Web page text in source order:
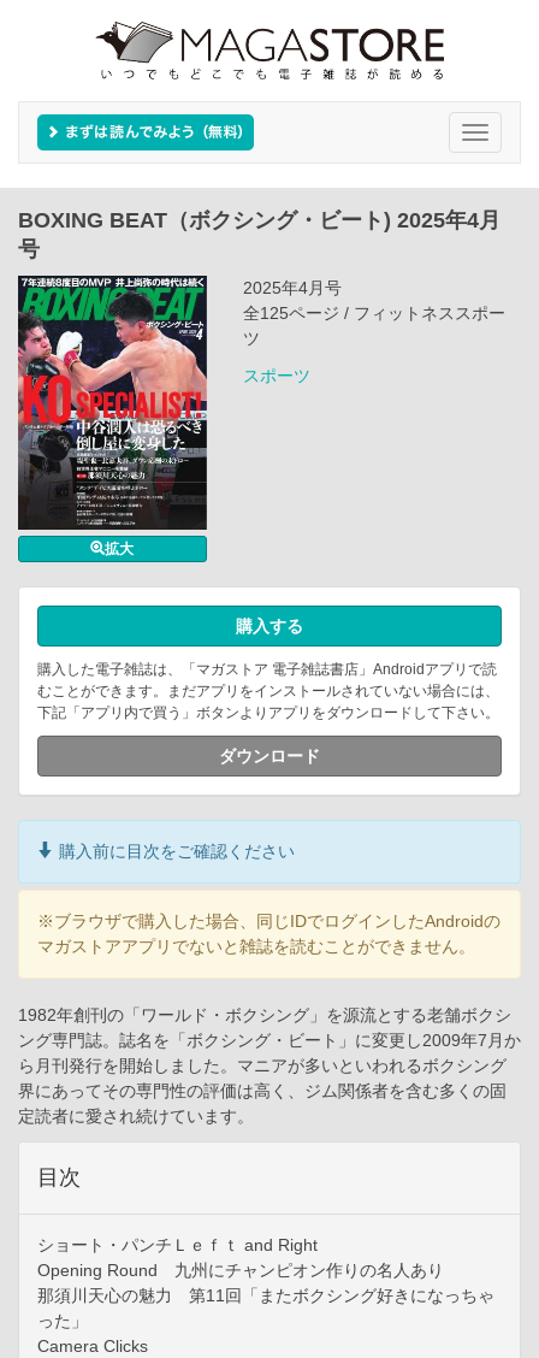
Toggle
BOXING BEAT（ボクシング・ビート) 2025年4月
号
拡大
2025年4月号
全125ページ / フィットネススポー
ツ
スポーツ
購入する
購入した電子雑誌は、「マガストア 電子雑誌書店」Androidアプリで読
むことができます。まだアプリをインストールされていない場合には、
下記「アプリ内で買う」ボタンよりアプリをダウンロードして下さい。
ダウンロード
購入前に目次をご確認ください
※ブラウザで購入した場合、同じIDでログインしたAndroidの
マガストアアプリでないと雑誌を読むことができません。
1982年創刊の「ワールド・ボクシング」を源流とする老舗ボクシ
ング専門誌。誌名を「ボクシング・ビート」に変更し2009年7月か
ら月刊発行を開始しました。マニアが多いといわれるボクシング
界にあってその専門性の評価は高く、ジム関係者を含む多くの固
定読者に愛され続けています。
目次
ショート・パンチＬｅｆｔ and Right
Opening Round 九州にチャンピオン作りの名人あり
那須川天心の魅力 第11回「またボクシング好きになっちゃ
った」
Camera Clicks